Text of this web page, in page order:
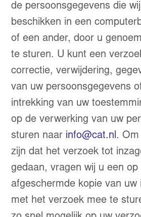
de persoonsgegevens die
beschikken in een
of een ander, door u
te sturen. U kunt een
correctie, verwijdering,
van uw persoonsgegevens
intrekking van uw
op de verwerking van uw
sturen naar info@cat.nl .Om
zijn dat het verzoek tot
gedaan, vragen wij u een op
afgeschermde kopie van uw
met het verzoek mee te